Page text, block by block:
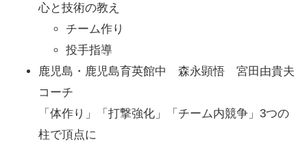
心と技術の教え
チーム作り
投手指導
鹿児島・鹿児島育英館中 森永顕悟 宮田由貴夫
コーチ
「体作り」「打撃強化」「チーム内競争」3つの
柱で頂点に